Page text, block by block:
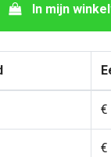
In mijn
€
€